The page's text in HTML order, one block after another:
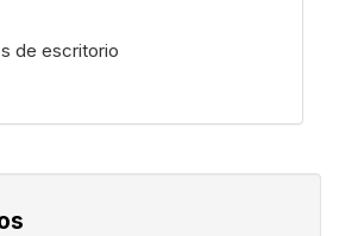
de escritorio